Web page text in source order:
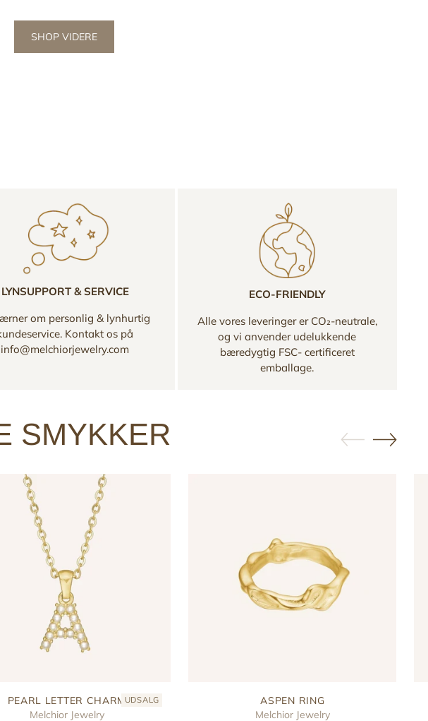
SHOP VIDERE
LYNSUPPORT & SERVICE
om personlig & lynhurtig
Kontakt os på
info@melchiorjewelry.com
ECO-FRIENDLY
Alle vores leveringer er CO₂-neutrale,
og vi anvender udelukkende
bæredygtig FSC- certificeret
emballage.
SMYKKER
PEARL LETTER CHARMUDSALG
Melchior Jewelry
ASPEN RING
Melchior Jewelry